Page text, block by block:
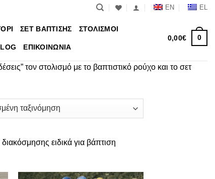
EN EL
ΣΕΤ ΒΑΠΤΙΣΗΣ ΣΤΟΛΙΣΜΟΙ
ΕΠΙΚΟΙΝΩΝΙΑ
0,00€ 0
τον στολισμό με το βαπτιστικό ρούχο και το σετ
ειδικά για βάπτιση